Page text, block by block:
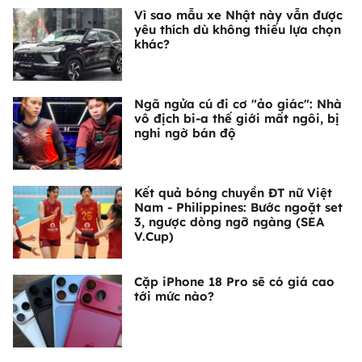
Vì sao mẫu xe Nhật này vẫn được
yêu thích dù không thiếu lựa chọn
khác?
Ngã ngửa cú đi cơ "ảo giác": Nhà
vô địch bi-a thế giới mất ngôi, bị
nghi ngờ bán độ
Kết quả bóng chuyền ĐT nữ Việt
Nam - Philippines: Bước ngoặt set
3, ngược dòng ngỡ ngàng (SEA
V.Cup)
Cặp iPhone 18 Pro sẽ có giá cao
tới mức nào?